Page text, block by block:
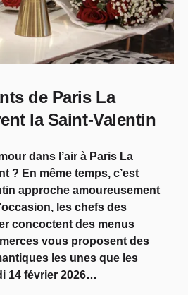
de Paris La
la Saint-Valentin
dans l’air à Paris La
? En même temps, c’est
approche amoureusement
les chefs des
concoctent des menus
vous proposent des
les unes que les
14 février 2026…